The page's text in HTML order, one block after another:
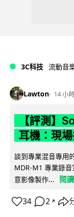
3C科技 流動音
Lawton 14 小
【評測】
耳機：現
談到專業混音專用
MDR-M1 專業錄
意影像製作...
閱
34 2 ↗